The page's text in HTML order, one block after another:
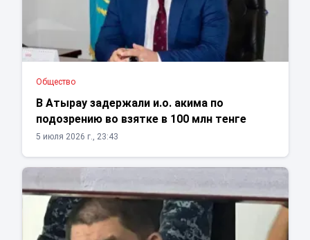
Общество
В Атырау задержали и.о. акима по
подозрению во взятке в 100 млн тенге
5 июля 2026 г., 23:43